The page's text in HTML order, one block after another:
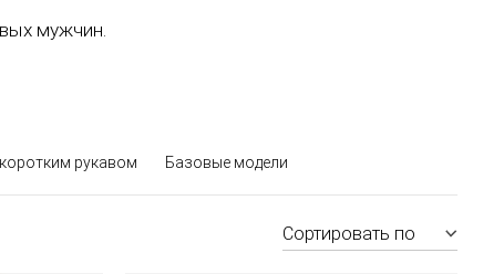
мужчин.
рукавом Базовые модели
Сортировать по